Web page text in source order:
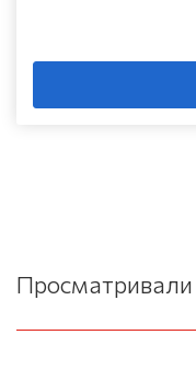
Просматривали